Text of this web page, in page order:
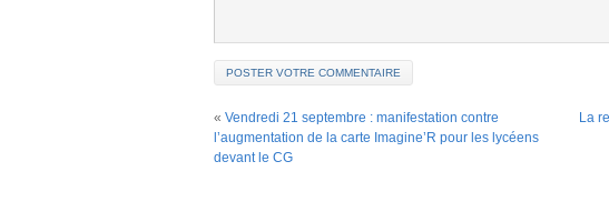
« Vendredi 21 septembre : manifestation contre
l’augmentation de la carte Imagine’R pour les lycéens
devant le CG
La